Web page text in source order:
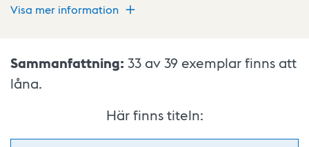
Visa mer information
Sammanfattning: 33 av 39 exemplar finns att
låna.
Här finns titeln: